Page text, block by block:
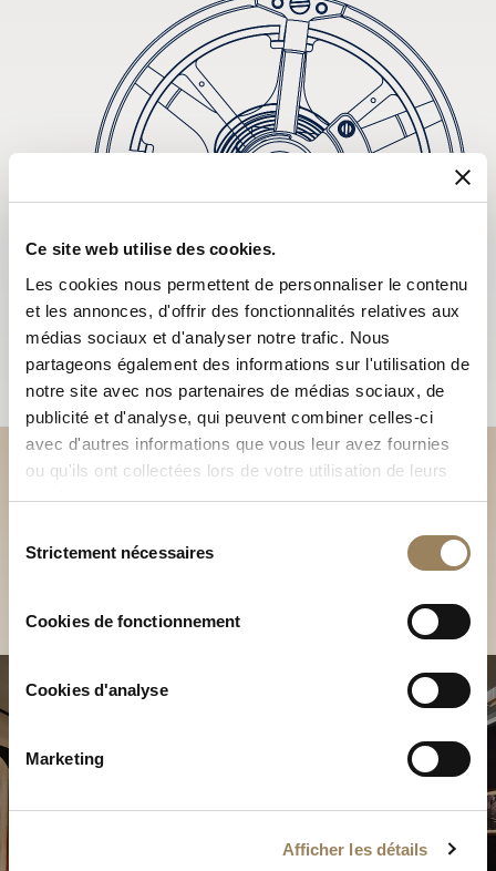
Ce site web utilise des cookies.
Les cookies nous permettent de personnaliser le contenu
et les annonces, d'offrir des fonctionnalités relatives aux
médias sociaux et d'analyser notre trafic. Nous
partageons également des informations sur l'utilisation de
notre site avec nos partenaires de médias sociaux, de
publicité et d'analyse, qui peuvent combiner celles-ci
avec d'autres informations que vous leur avez fournies
ou qu'ils ont collectées lors de votre utilisation de leurs
services.
duStrictement nécessaires
Cookies de fonctionnement
Cookies d'analyse
Marketing
Afficher les détails
Découvrez nos collections
en Boutique